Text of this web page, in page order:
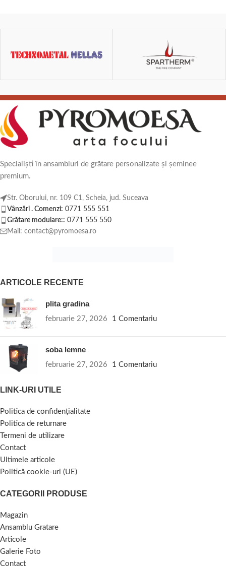
Specialiști în ansambluri de grătare personalizate și șeminee
premium.
Str. Oborului, nr. 109 C1, Scheia, jud. Suceava
Vânzări . Comenzi: 0771 555 551
Grătare modulare:: 0771 555 550
Mail: contact@pyromoesa.ro
ARTICOLE RECENTE
plita gradina
februarie 27, 2026 1 Comentariu
soba lemne
februarie 27, 2026 1 Comentariu
LINK-URI UTILE
Politica de confidențialitate
Politica de returnare
Termeni de utilizare
Contact
Ultimele articole
Politică cookie-uri (UE)
CATEGORII PRODUSE
Magazin
Ansamblu Gratare
Articole
Galerie Foto
Contact